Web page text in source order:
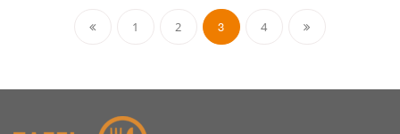
Seitennummerierung
Beiträge
1 2 3 4